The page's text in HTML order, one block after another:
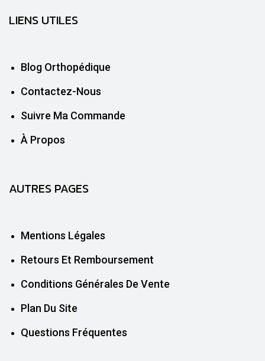
LIENS UTILES
Blog Orthopédique
Contactez-Nous
Suivre Ma Commande
À Propos
AUTRES PAGES
Mentions Légales
Retours Et Remboursement
Conditions Générales De Vente
Plan Du Site
Questions Fréquentes